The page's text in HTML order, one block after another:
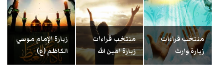
منتخب قراءات
زيارة وارث
منتخب قراءات
زيارة امين الله
زيارة الإمام موسي
الكاظم (ع)